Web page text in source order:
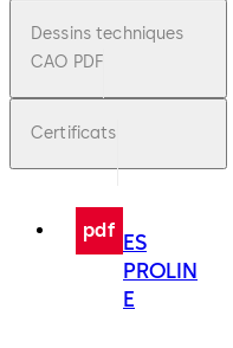
Dessins techniques
CAO PDF
Certificats
pdf ES
PROLIN
E